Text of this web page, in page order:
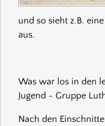
und so sieht z.B.
aus.
Was war los in den
Jugend - Gruppe
Nach den